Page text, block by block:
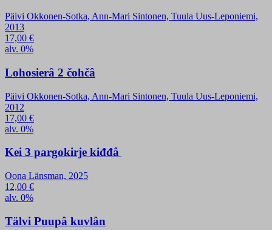
Päivi Okkonen-Sotka, Ann-Mari Sintonen, Tuula Uus-Leponiemi,
2013
17,00 €
alv. 0%
Lohosierâ 2 čohčâ
Päivi Okkonen-Sotka, Ann-Mari Sintonen, Tuula Uus-Leponiemi,
2012
17,00 €
alv. 0%
Kei 3 pargokirje kiđđâ
Oona Länsman, 2025
12,00 €
alv. 0%
Tälvi Puupâ kuvlân